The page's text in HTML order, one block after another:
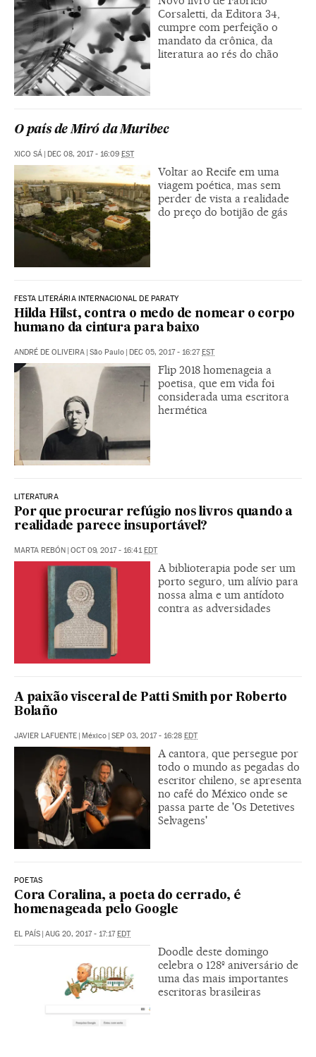
Corsaletti, da Editora 34,
cumpre com perfeição o
mandato da crônica, da
literatura ao rés do chão
O país de Miró da Muribec
XICO SÁ | DEC 08, 2017 - 16:09 EST
Voltar ao Recife em uma
viagem poética, mas sem
perder de vista a realidade
do preço do botijão de gás
FESTA LITERÁRIA INTERNACIONAL DE PARATY
Hilda Hilst, contra o medo de nomear o corpo
humano da cintura para baixo
ANDRÉ DE OLIVEIRA | São Paulo | DEC 05, 2017 - 16:27EST
Flip 2018 homenageia a
poetisa, que em vida foi
considerada uma escritora
hermética
LITERATURA
Por que procurar refúgio nos livros quando a
realidade parece insuportável?
MARTA REBÓN | OCT 09, 2017 - 16:41EDT
A biblioterapia pode ser um
porto seguro, um alívio para
nossa alma e um antídoto
contra as adversidades
A paixão visceral de Patti Smith por Roberto
Bolaño
JAVIER LAFUENTE | México | SEP 03, 2017 - 16:28 EDT
A cantora, que persegue por
todo o mundo as pegadas do
escritor chileno, se apresenta
no café do México onde se
passa parte de 'Os Detetives
Selvagens'
POETAS
Cora Coralina, a poeta do cerrado, é
homenageada pelo Google
EL PAÍS | AUG 20, 2017 - 17:17EDT
Doodle deste domingo
celebra o 128º aniversário de
uma das mais importantes
escritoras brasileiras